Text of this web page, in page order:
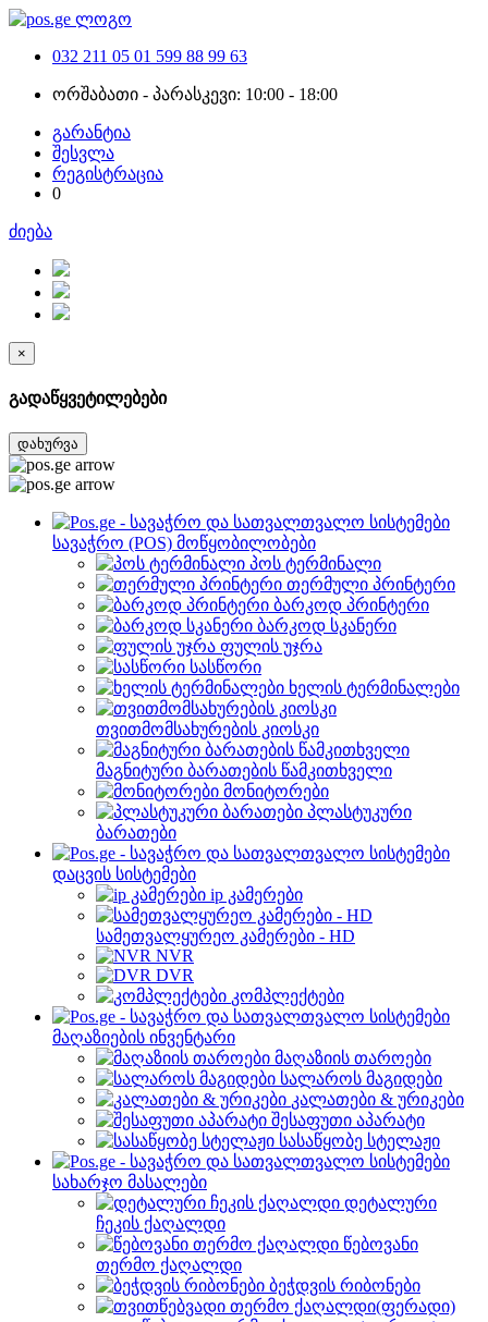
032 211 05 01 599 88 99 63
ორშაბათი - პარასკევი: 10:00 - 18:00
გარანტია
შესვლა
რეგისტრაცია
0
ძიება
×
გადაწყვეტილებები
დახურვა
სავაჭრო (POS) მოწყობილობები
პოს ტერმინალი
თერმული პრინტერი
ბარკოდ პრინტერი
ბარკოდ სკანერი
ფულის უჯრა
სასწორი
ხელის ტერმინალები
თვითმომსახურების კიოსკი
მაგნიტური ბარათების წამკითხველი
მონიტორები
პლასტუკური
ბარათები
დაცვის სისტემები
ip კამერები
სამეთვალყურეო კამერები - HD
NVR
DVR
კომპლექტები
მაღაზიების ინვენტარი
მაღაზიის თაროები
სალაროს მაგიდები
კალათები & ურიკები
შესაფუთი აპარატი
სასაწყობე სტელაჟი
სახარჯო მასალები
დეტალური
ჩეკის ქაღალდი
წებოვანი
თერმო ქაღალდი
ბეჭდვის რიბონები